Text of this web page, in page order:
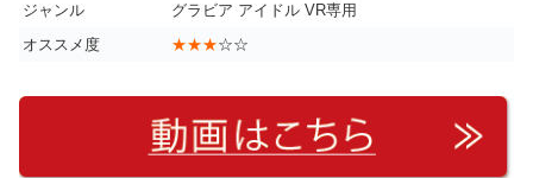
ジャンル
グラビア アイドル VR専用
オススメ度
★★★☆☆